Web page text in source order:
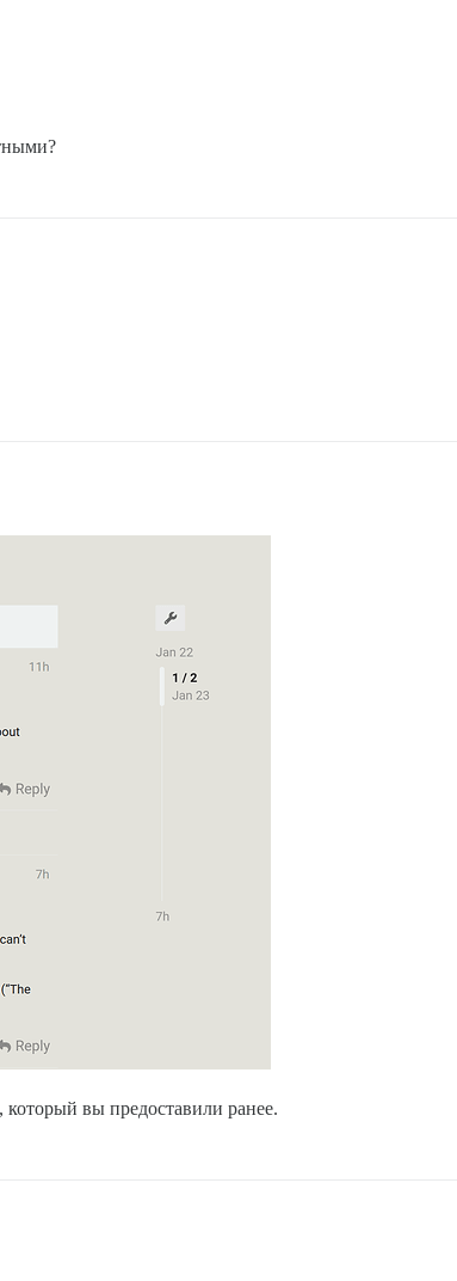
вы предоставили ранее.